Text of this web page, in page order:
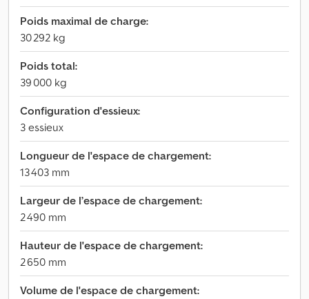
Poids maximal de charge:
30 292 kg
Poids total:
39 000 kg
Configuration d'essieux:
3 essieux
Longueur de l'espace de chargement:
13 403 mm
Largeur de l’espace de chargement:
2 490 mm
Hauteur de l'espace de chargement:
2 650 mm
Volume de l'espace de chargement: